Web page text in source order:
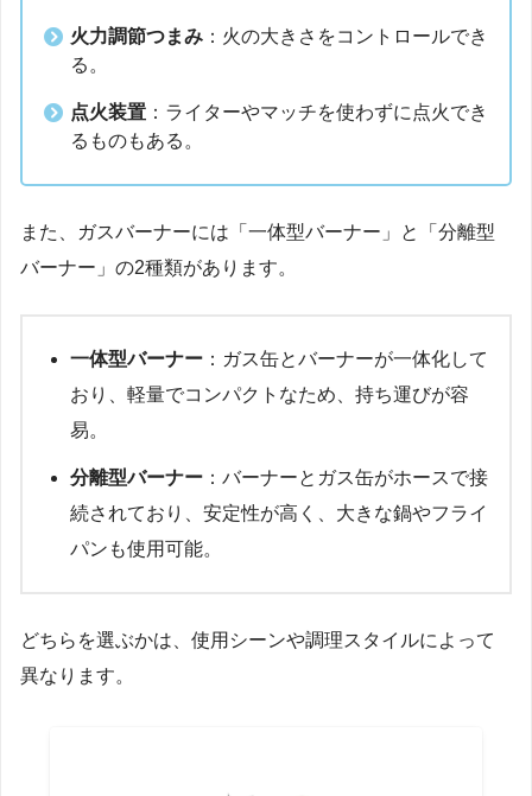
火力調節つまみ ：火の大きさをコントロールでき
る。
点火装置 ：ライターやマッチを使わずに点火でき
るものもある。
また、ガスバーナーには「一体型バーナー」と「分離型
バーナー」の2種類があります。
一体型バーナー ：ガス缶とバーナーが一体化して
おり、軽量でコンパクトなため、持ち運びが容
易。
分離型バーナー ：バーナーとガス缶がホースで接
続されており、安定性が高く、大きな鍋やフライ
パンも使用可能。
どちらを選ぶかは、使用シーンや調理スタイルによって
異なります。